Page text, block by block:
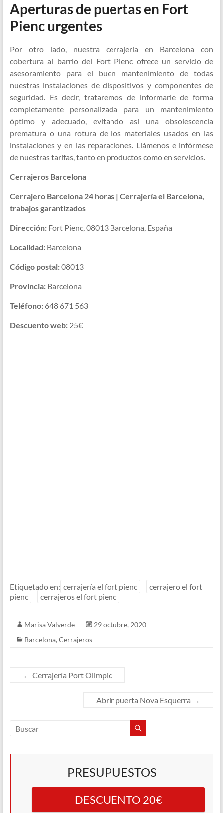
Aperturas de puertas en Fort
Pienc urgentes
Por otro lado, nuestra cerrajería en Barcelona con
cobertura al barrio del Fort Pienc ofrece un servicio de
asesoramiento para el buen mantenimiento de todas
nuestras instalaciones de dispositivos y componentes de
seguridad. Es decir, trataremos de informarle de forma
completamente personalizada para un mantenimiento
óptimo y adecuado, evitando así una obsolescencia
prematura o una rotura de los materiales usados en las
instalaciones y en las reparaciones. Llámenos e infórmese
de nuestras tarifas, tanto en productos como en servicios.
Cerrajeros Barcelona
Cerrajero Barcelona 24 horas | Cerrajería el Barcelona,
trabajos garantizados
Dirección:Fort Pienc, 08013 Barcelona, España
Localidad:Barcelona
Código postal:08013
Provincia:Barcelona
Teléfono:648 671 563
Descuento web:25€
Etiquetado en: cerrajería el fort pienc
cerrajero el fort
pienc
cerrajeros el fort pienc
Marisa Valverde
29 octubre, 2020
Barcelona,Cerrajeros
← Cerrajería Port Olimpic
Abrir puerta Nova Esquerra →
PRESUPUESTOS
DESCUENTO 20€